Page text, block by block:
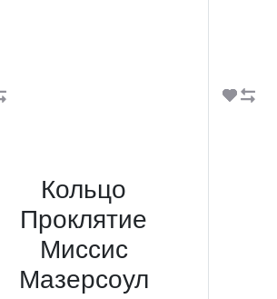
Кольцо
Проклятие
Миссис
Мазерсоул